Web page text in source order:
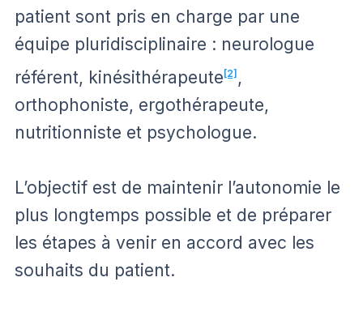
patient sont pris en charge par une
équipe pluridisciplinaire : neurologue
référent, kinésithérapeute[2] ,
orthophoniste, ergothérapeute,
nutritionniste et psychologue.
L’objectif est de maintenir l’autonomie le
plus longtemps possible et de préparer
les étapes à venir en accord avec les
souhaits du patient.